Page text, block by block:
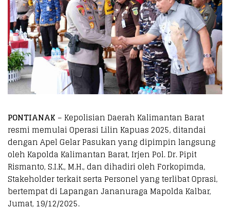
PONTIANAK – Kepolisian Daerah Kalimantan Barat
resmi memulai Operasi Lilin Kapuas 2025, ditandai
dengan Apel Gelar Pasukan yang dipimpin langsung
oleh Kapolda Kalimantan Barat, Irjen Pol. Dr. Pipit
Rismanto, S.I.K., M.H., dan dihadiri oleh Forkopimda,
Stakeholder terkait serta Personel yang terlibat Oprasi,
bertempat di Lapangan Jananuraga Mapolda Kalbar,
Jumat, 19/12/2025.